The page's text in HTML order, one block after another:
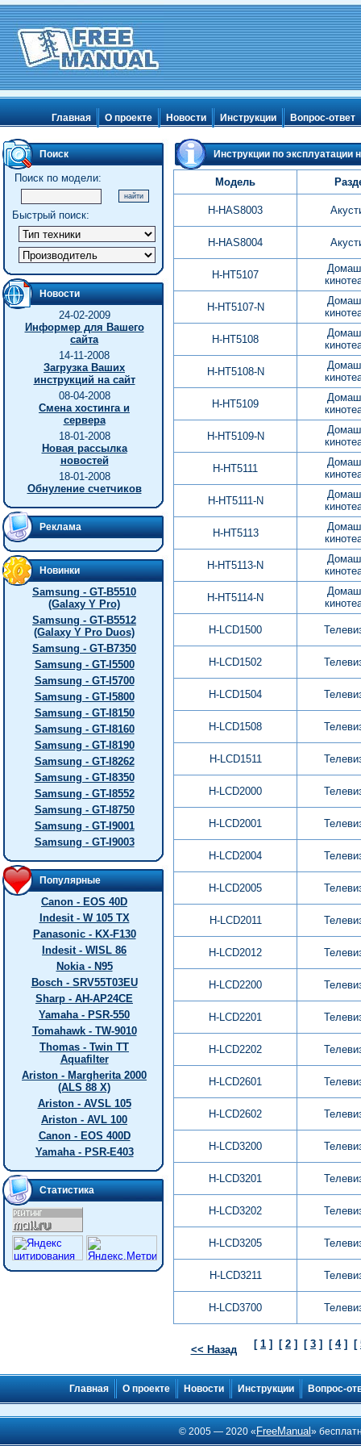
Главная О проекте Новости Инструкции Вопрос-ответ
Поиск
Поиск по модели:
Быстрый поиск:
Новости
24-02-2009
Информер для Вашего
сайта
14-11-2008
Загрузка Ваших
инструкций на сайт
08-04-2008
Смена хостинга и
сервера
18-01-2008
Новая рассылка
новостей
18-01-2008
Обнуление счетчиков
Реклама
Новинки
Samsung - GT-B5510
(Galaxy Y Pro)
Samsung - GT-B5512
(Galaxy Y Pro Duos)
Samsung - GT-B7350
Samsung - GT-I5500
Samsung - GT-I5700
Samsung - GT-I5800
Samsung - GT-I8150
Samsung - GT-I8160
Samsung - GT-I8190
Samsung - GT-I8262
Samsung - GT-I8350
Samsung - GT-I8552
Samsung - GT-I8750
Samsung - GT-I9001
Samsung - GT-I9003
Популярные
Canon - EOS 40D
Indesit - W 105 TX
Panasonic - KX-F130
Indesit - WISL 86
Nokia - N95
Bosch - SRV55T03EU
Sharp - AH-AP24CE
Yamaha - PSR-550
Tomahawk - TW-9010
Thomas - Twin TT
Aquafilter
Ariston - Margherita 2000
(ALS 88 X)
Ariston - AVSL 105
Ariston - AVL 100
Canon - EOS 400D
Yamaha - PSR-E403
Статистика
Инструкции по эксплуатации
Модель
H-HAS8003
H-HAS8004
H-HT5107
H-HT5107-N
H-HT5108
H-HT5108-N
H-HT5109
H-HT5109-N
H-HT5111
H-HT5111-N
H-HT5113
H-HT5113-N
H-HT5114-N
H-LCD1500
H-LCD1502
H-LCD1504
H-LCD1508
H-LCD1511
H-LCD2000
H-LCD2001
H-LCD2004
H-LCD2005
H-LCD2011
H-LCD2012
H-LCD2200
H-LCD2201
H-LCD2202
H-LCD2601
H-LCD2602
H-LCD3200
H-LCD3201
H-LCD3202
H-LCD3205
H-LCD3211
H-LCD3700
<< Назад [ 1 ] [ 2 ] [ 3 ] [ 4] [
Главная О проекте Новости Инструкции Вопрос-
© 2005 — 2020 « FreeManual»